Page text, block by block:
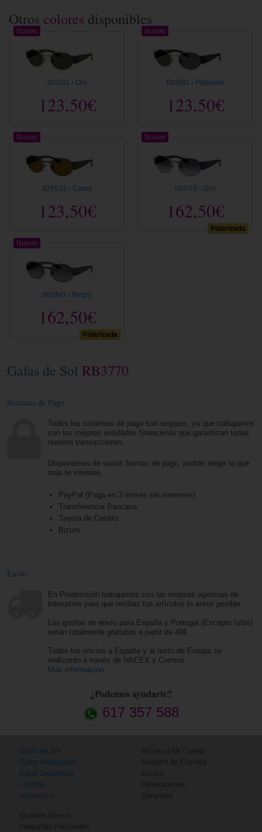
Otros colores disponibles
001/31 › Oro
123,50€
Nuevo
003/B1 › Plateado
123,50€
Nuevo
925933 › Cobre
123,50€
Nuevo
Polarizada
004/78 › Gris
162,50€
Nuevo
Polarizada
002/M3 › Negro
162,50€
Nuevo
Gafas de Sol RB3770
Sistemas de Pago
Todos los sistemas de pago son seguros, ya que trabajamos
con las mejores entidades financieras que garantizan todas
nuestra transacciones.
Disponemos de varias formas de pago, podrás elegir la que
más te interese.
PayPal (Paga en 3 meses sin intereses)
Transferencia Bancaria
Tarjeta de Crédito
Bizum
Envío
En Prodevisión trabajamos con las mejoras agencias de
transporte para que recibas tus artículos lo antes posible.
Los gastos de envío para España y Portugal (Excepto Islas)
serán totalmente gratuitos a partir de 49€.
Todos los envíos a España y al resto de Europa se
realizarán a través de NACEX y Correos.
Más información
¿Podemos ayudarte?
617 357 588
Gafas de Sol
Gafas Graduadas
Gafas Deportivas
Lentillas
Accesorios
Acceso a Mi Cuenta
Registro de Clientes
Envíos
Devoluciones
Garantías
Quiénes Somos
Preguntas Frecuentes